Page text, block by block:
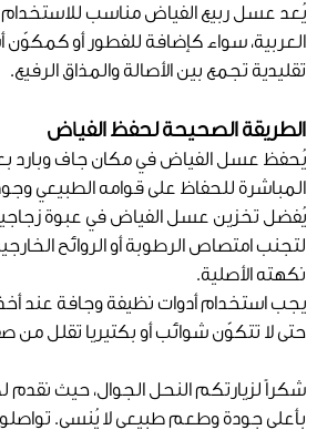
يُعد عسل ربيع الفياض مناسب للاستخدام
العربية، سواء كإضافة للفطور أو
تقليدية تجمع بين الأصالة والمذاق الرفيع.
الطريقة الصحيحة لحفظ الفياض
يُحفظ عسل الفياض في مكان جاف وبارد
المباشرة للحفاظ على قوامه الطبيعي
يُفضل تخزين عسل الفياض في عبوة
لتجنب امتصاص الرطوبة أو الروائح
نكهته الأصلية.
يجب استخدام أدوات نظيفة وجافة عند
حتى لا تتكوّن شوائب أو بكتيريا تقلل من
شكراً لزيارتكم النحل الجوال، حيث نقدم
بأعلى جودة وطعم طبيعي لا يُنسى. تواصلوا